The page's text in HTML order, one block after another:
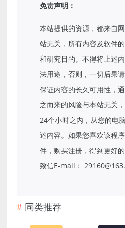
免责声明：
本站提供的资源，都来自
站无关，所有内容及软件
和研究目的。不得将上述
法用途，否则，一切后果
保证内容的长久可用性，
之而来的风险与本站无关
24个小时之内，从您的电
述内容。如果您喜欢该程
件，购买注册，得到更好
致信E-mail：
同类推荐